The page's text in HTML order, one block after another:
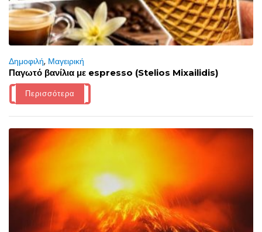
Δημοφιλή, Μαγειρική
Παγωτό βανίλια με espresso (Stelios Mixailidis)
Περισσότερα